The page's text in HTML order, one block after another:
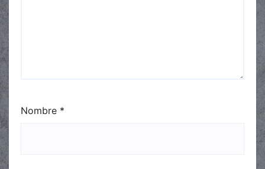
Nombre *